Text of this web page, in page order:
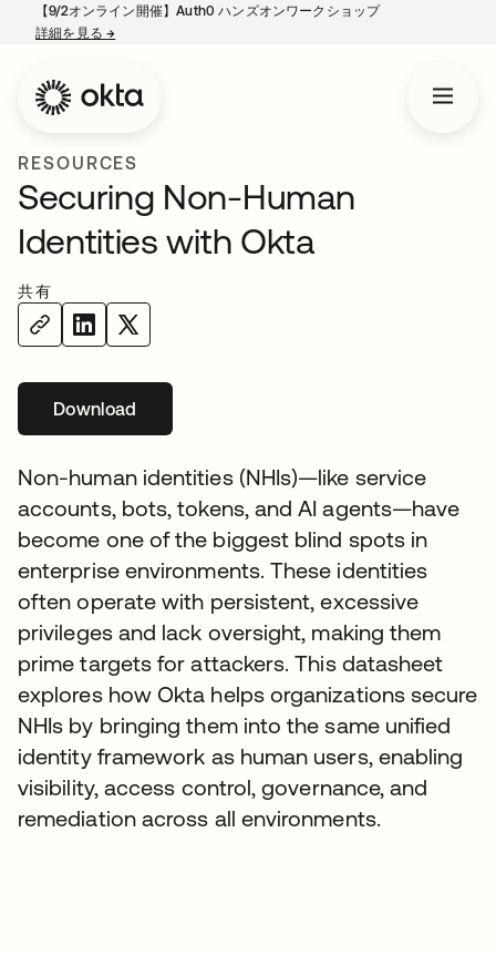
【9/2オンライン開催】Auth0 ハンズオンワークショップ
詳細を見る→
RESOURCES
Securing Non-Human
Identities with Okta
共有
Download新しいタブで開く
Non-human identities (NHIs)—like service
accounts, bots, tokens, and AI agents—have
become one of the biggest blind spots in
enterprise environments. These identities
often operate with persistent, excessive
privileges and lack oversight, making them
prime targets for attackers. This datasheet
explores how Okta helps organizations secure
NHIs by bringing them into the same unified
identity framework as human users, enabling
visibility, access control, governance, and
remediation across all environments.